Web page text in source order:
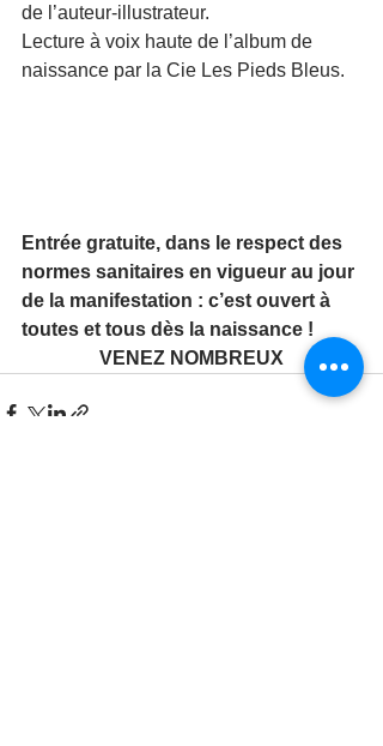
de l’auteur-illustrateur.
Lecture à voix haute de l’album de
naissance par la Cie Les Pieds Bleus.
Entrée gratuite, dans le respect des
normes sanitaires en vigueur au jour
de la manifestation : c’est ouvert à
toutes et tous dès la naissance !
VENEZ NOMBREUX